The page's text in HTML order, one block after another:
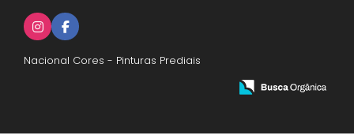
Nacional Cores - Pinturas Prediais